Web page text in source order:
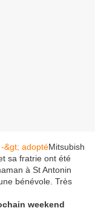
Mitsubish
sa fratrie ont été
à St Antonin
bénévole. Très
weekend